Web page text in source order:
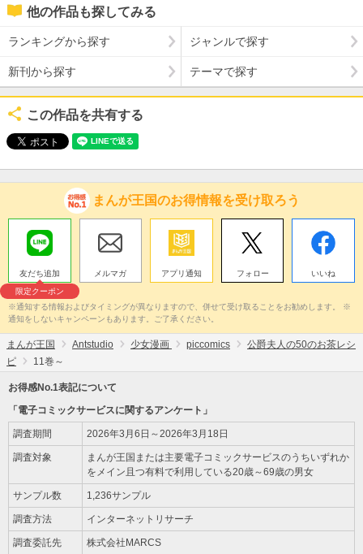
他の作品も探してみる
ランキングから探す ジャンルで探す
新刊から探す テーマで探す
この作品を共有する
まんが王国のお得情報を受け取ろう
友だち追加
限定クーポン
メルマガ アプリ通知 フォロー いいね
※通知する情報およびタイミングが異なりますので、併せて受け取ることをお勧めします。 ※
通知をしないキャンペーンもあります。ご了承ください。
まんが王国 Antstudio 少女漫画 piccomics
公爵夫人の50のお茶レシ
ピ
11巻～
お得感No.1表記について
「電子コミックサービスに関するアンケート」
調査期間 2026年3月6日～2026年3月18日
調査対象
まんが王国または主要電子コミックサービスのうちいずれか
をメイン且つ有料で利用している20歳～69歳の男女
サンプル数 1,236サンプル
調査方法 インターネットリサーチ
調査委託先 株式会社MARCS